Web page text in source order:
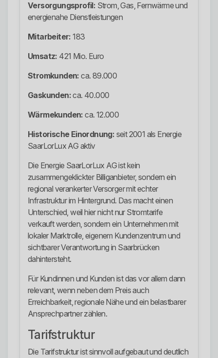
Versorgungsprofil: Strom, Gas, Fernwärme und
energienahe Dienstleistungen
Mitarbeiter: 183
Umsatz: 421 Mio. Euro
Stromkunden: ca. 89.000
Gaskunden:ca. 40.000
Wärmekunden: ca. 12.000
Historische Einordnung: seit 2001 als Energie
SaarLorLux AG aktiv
Die Energie SaarLorLux AG ist kein
zusammengeklickter Billiganbieter, sondern ein
regional verankerter Versorger mit echter
Infrastruktur im Hintergrund. Das macht einen
Unterschied, weil hier nicht nur Stromtarife
verkauft werden, sondern ein Unternehmen mit
lokaler Marktrolle, eigenem Kundenzentrum und
sichtbarer Verantwortung in Saarbrücken
dahintersteht.
Für Kundinnen und Kunden ist das vor allem dann
relevant, wenn neben dem Preis auch
Erreichbarkeit, regionale Nähe und ein belastbarer
Ansprechpartner zählen.
Tarifstruktur
Die Tarifstruktur ist sinnvoll aufgebaut und deutlich